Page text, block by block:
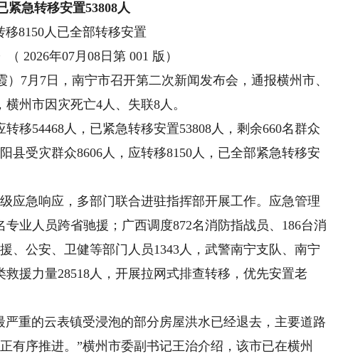
紧急转移安置53808人
移8150人已全部转移安置
（ 2026年07月08日第 001 版）
月7日，南宁市召开第二次新闻发布会，通报横州市、
州市因灾死亡4人、失联8人。
54468人，已紧急转移安置53808人，剩余660名群众
县受灾群众8606人，应转移8150人，已全部紧急转移安
急响应，多部门联合进驻指挥部开展工作。应急管理
业人员跨省驰援；广西调度872名消防指战员、186台消
、公安、卫健等部门人员1343人，武警南宁支队、南宁
援力量28518人，开展拉网式排查转移，优先安置老
重的云表镇受浸泡的部分房屋洪水已经退去，主要道路
有序推进。”横州市委副书记王治介绍，该市已在横州